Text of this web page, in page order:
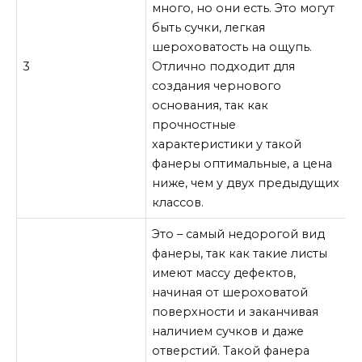
3
много, но они есть. Это могут
быть сучки, легкая
шероховатость на ощупь.
Отлично подходит для
создания чернового
основания, так как
прочностные
характеристики у такой
фанеры оптимальные, а цена
ниже, чем у двух предыдущих
классов.
Это – самый недорогой вид
фанеры, так как такие листы
имеют массу дефектов,
начиная от шероховатой
поверхности и заканчивая
наличием сучков и даже
отверстий. Такой фанера